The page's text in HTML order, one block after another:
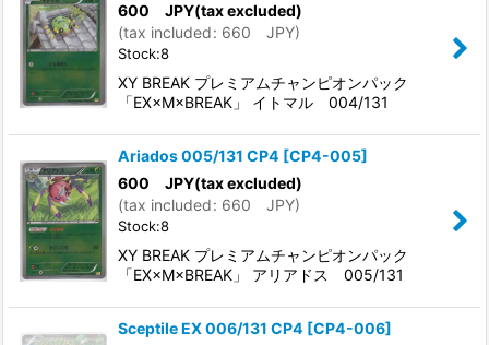
600 JPY(tax excluded)
(tax included: 660 JPY)
Stock:8
XY BREAK プレミアムチャンピオンパック
「EX×M×BREAK」 イトマル 004/131
Ariados 005/131 CP4 [CP4-005]
600 JPY(tax excluded)
(tax included: 660 JPY)
Stock:8
XY BREAK プレミアムチャンピオンパック
「EX×M×BREAK」 アリアドス 005/131
Sceptile EX 006/131 CP4 [CP4-006]